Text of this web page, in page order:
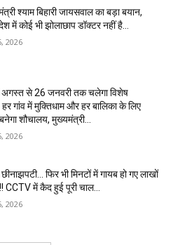
श्याम बिहारी जायसवाल का बड़ा बयान,
में कोई भी झोलाछाप डॉक्टर नहीं है…
2026
से 26 जनवरी तक चलेगा विशेष
गांव में मुक्तिधाम और हर बालिका के लिए
शौचालय, मुख्यमंत्री...
2026
फिर भी मिनटों में गायब हो गए लाखों
CCTV में कैद हुई पूरी चाल…
2026